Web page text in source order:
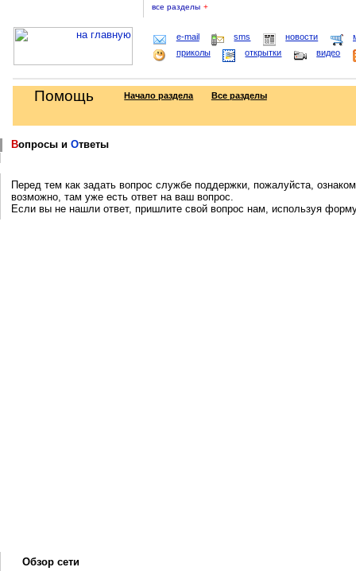
все разделы +
e-mail sms новости
приколы
открытки видео
Помощь Начало раздела Все разделы
Вопросы иОтветы
Перед тем как задать вопрос службе поддержки, пожалуйста,
возможно, там уже есть ответ на ваш вопрос.
Если вы не нашли ответ, пришлите свой вопрос нам, используя
Обзор сети